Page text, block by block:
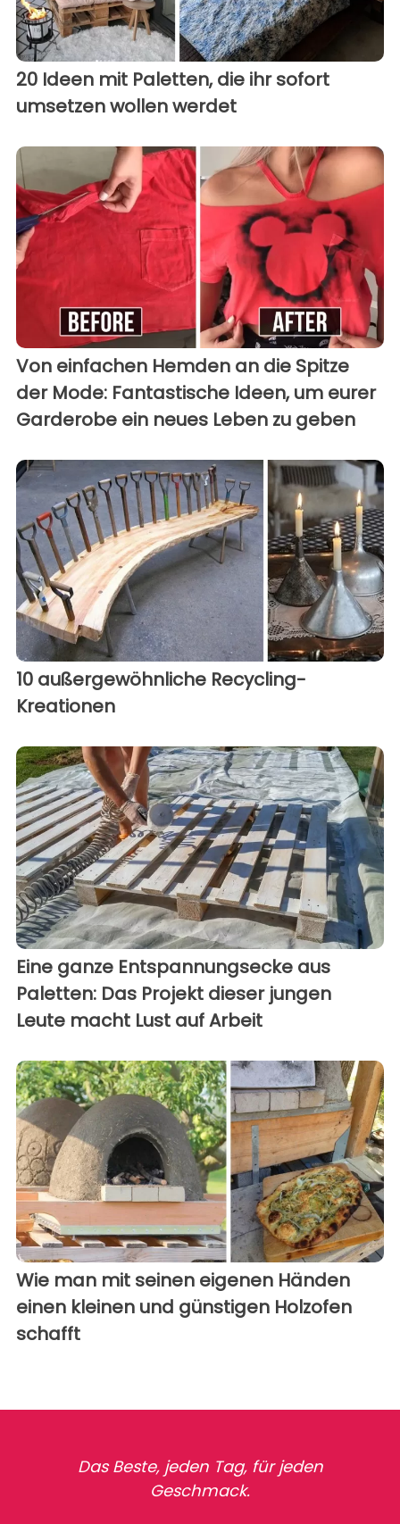
20 Ideen mit Paletten, die ihr sofort
umsetzen wollen werdet
Von einfachen Hemden an die Spitze
der Mode: Fantastische Ideen, um eurer
Garderobe ein neues Leben zu geben
10 außergewöhnliche Recycling-
Kreationen
Eine ganze Entspannungsecke aus
Paletten: Das Projekt dieser jungen
Leute macht Lust auf Arbeit
Wie man mit seinen eigenen Händen
einen kleinen und günstigen Holzofen
schafft
Das Beste, jeden Tag, für jeden
Geschmack.